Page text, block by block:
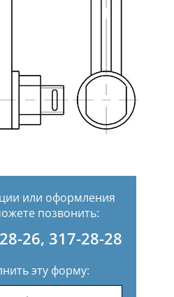
или оформления
позвонить:
26, 317-28-28
эту форму: